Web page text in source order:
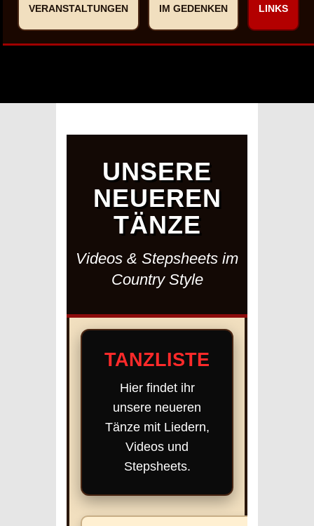
VERANSTALTUNGEN IM GEDENKEN LINKS
UNSERE
NEUEREN
TÄNZE
Videos & Stepsheets im
Country Style
TANZLISTE
Hier findet ihr
unsere neueren
Tänze mit Liedern,
Videos und
Stepsheets.